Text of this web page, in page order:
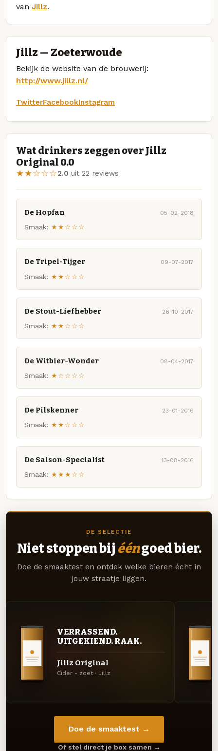
van Jillz.
Jillz — Zoeterwoude
Bekijk de website van de brouwerij:
http://www.jillz.nl/
TwitterFacebookInstagram
Wat drinkers zeggen over Jillz
Original 0.0
★★☆☆☆2.0 uit 22 reviews
De Hopfan 05-02-2018
Smaak: ★★☆☆☆
De Tripel-Tijger 09-07-2017
Smaak: ★★☆☆☆
De Stout-Liefhebber 26-10-2017
Smaak: ★★☆☆☆
De Witbier-Wonder 08-04-2017
Smaak: ★☆☆☆☆
De Pilskenner 23-01-2016
Smaak: ★★☆☆☆
De Saison-Specialist 13-08-2016
Smaak: ★★★☆☆
DE SELECTIE
Niet stoppen bij ééngoed bier.
Doe de smaaktest en ontdek welke bieren écht in
jouw straatje liggen.
VERRASSEND.
UITGEKIEND. RAAK.
Jillz Original
Cider - zoet · Jillz
Doe de smaaktest →
Of stel direct je box samen →